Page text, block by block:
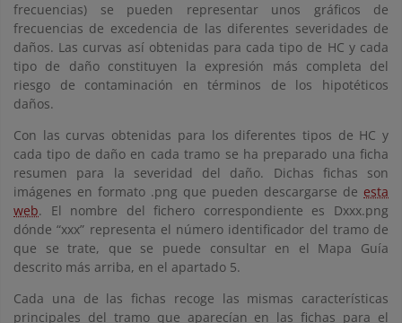
frecuencias) se pueden representar unos gráficos de
frecuencias de excedencia de las diferentes severidades de
daños. Las curvas así obtenidas para cada tipo de HC y cada
tipo de daño constituyen la expresión más completa del
riesgo de contaminación en términos de los hipotéticos
daños.
Con las curvas obtenidas para los diferentes tipos de HC y
cada tipo de daño en cada tramo se ha preparado una ficha
resumen para la severidad del daño. Dichas fichas son
imágenes en formato .png que pueden descargarse de esta
web. El nombre del fichero correspondiente es Dxxx.png
dónde “xxx” representa el número identificador del tramo de
que se trate, que se puede consultar en el Mapa Guía
descrito más arriba, en el apartado 5.
Cada una de las fichas recoge las mismas características
principales del tramo que aparecían en las fichas para el